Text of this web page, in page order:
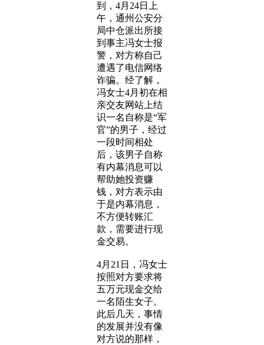
到，4月24日上
午，通州公安分
局中仓派出所接
到事主冯女士报
警，对方称自己
遭遇了电信网络
诈骗。经了解，
冯女士4月初在相
亲交友网站上结
识一名自称是“军
官”的男子，经过
一段时间相处
后，该男子自称
有内幕消息可以
帮助她投资赚
钱，对方表示由
于是内幕消息，
不方便转账汇
款，需要进行现
金交易。
4月21日，冯女士
按照对方要求将
五万元现金交给
一名陌生女子。
此后几天，事情
的发展并没有像
对方说的那样，